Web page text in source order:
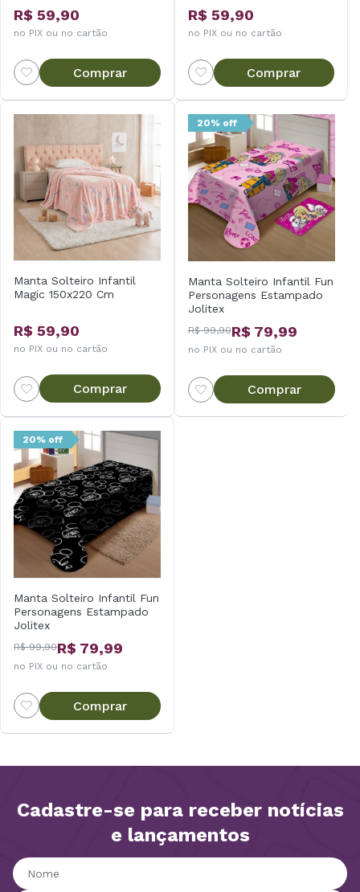
R$ 59,90
no PIX ou no cartão
Comprar
R$ 59,90
no PIX ou no cartão
Comprar
Manta Solteiro Infantil
Magic 150x220 Cm
R$ 59,90
no PIX ou no cartão
Comprar
20% off
Manta Solteiro Infantil Fun
Personagens Estampado
Jolitex
R$ 99,90R$ 79,99
no PIX ou no cartão
Comprar
20% off
Manta Solteiro Infantil Fun
Personagens Estampado
Jolitex
R$ 99,90R$ 79,99
no PIX ou no cartão
Comprar
Cadastre-se para receber notícias
e lançamentos